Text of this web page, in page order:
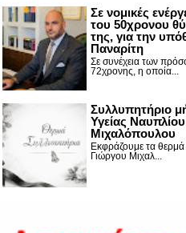
Σε νομικές
του 50χρονου
της, για την
Παναρίτη
Σε συνέχεια των
72χρονης, η οποία...
Συλλυπητήριο
Υγείας
Μιχαλόπουλου
Εκφράζουμε τα
Γιώργου Μιχαλ...